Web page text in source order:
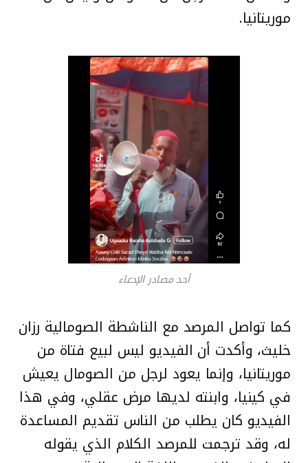
موريتانيا.
أحد مصادر الإدعاء
كما تواصل المرصد مع الناشطة الصومالية رزان
خليث، وأكدت أن الفيديو ليس لبيع فتاة من
موريتانيا، وإنما يعود لرجل من الصومال يعيش
في كينيا، وابنته لديها مرض عقلي، وفي هذا
الفيديو كان يطلب من الناس تقديم المساعدة
له، وقد ترجمت للمرصد الكلام الذي يقوله